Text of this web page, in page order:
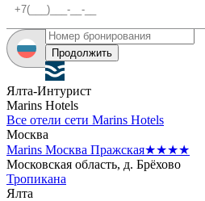
Продолжить
Ялта-Интурист
Marins Hotels
Все отели сети Marins Hotels
Москва
Marins Москва Пражская★★★★
Московская область, д. Брёхово
Тропикана
Ялта